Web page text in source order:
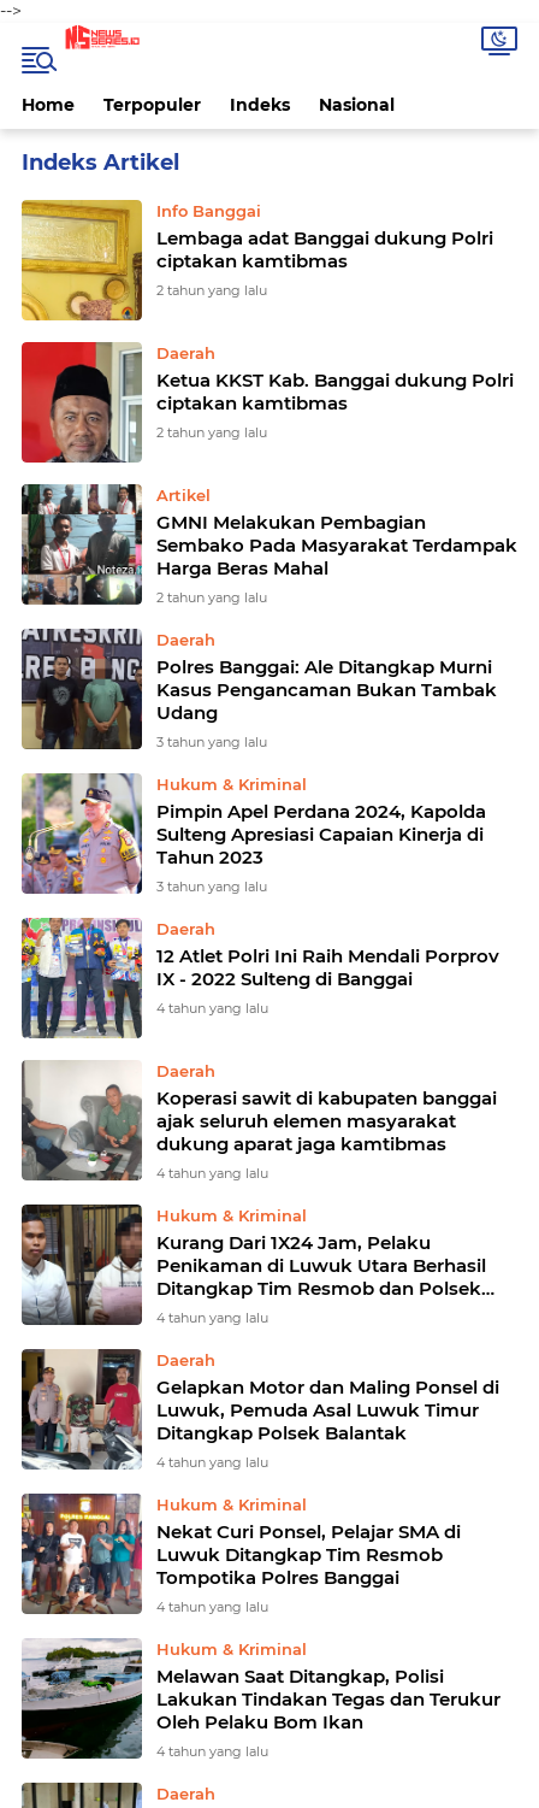
-->
Home Terpopuler Indeks Nasional
Info Banggai
Lembaga adat Banggai dukung Polri
ciptakan kamtibmas
2 tahun yang lalu
Daerah
Ketua KKST Kab. Banggai dukung Polri
ciptakan kamtibmas
2 tahun yang lalu
Artikel
GMNI Melakukan Pembagian
Sembako Pada Masyarakat Terdampak
Harga Beras Mahal
2 tahun yang lalu
Daerah
Polres Banggai: Ale Ditangkap Murni
Kasus Pengancaman Bukan Tambak
Udang
3 tahun yang lalu
Hukum & Kriminal
Pimpin Apel Perdana 2024, Kapolda
Sulteng Apresiasi Capaian Kinerja di
Tahun 2023
3 tahun yang lalu
Daerah
12 Atlet Polri Ini Raih Mendali Porprov
IX - 2022 Sulteng di Banggai
4 tahun yang lalu
Daerah
Koperasi sawit di kabupaten banggai
ajak seluruh elemen masyarakat
dukung aparat jaga kamtibmas
4 tahun yang lalu
Hukum & Kriminal
Kurang Dari 1X24 Jam, Pelaku
Penikaman di Luwuk Utara Berhasil
Ditangkap Tim Resmob dan Polsek
Luwuk
4 tahun yang lalu
Daerah
Gelapkan Motor dan Maling Ponsel di
Luwuk, Pemuda Asal Luwuk Timur
Ditangkap Polsek Balantak
4 tahun yang lalu
Hukum & Kriminal
Nekat Curi Ponsel, Pelajar SMA di
Luwuk Ditangkap Tim Resmob
Tompotika Polres Banggai
4 tahun yang lalu
Hukum & Kriminal
Melawan Saat Ditangkap, Polisi
Lakukan Tindakan Tegas dan Terukur
Oleh Pelaku Bom Ikan
4 tahun yang lalu
Daerah